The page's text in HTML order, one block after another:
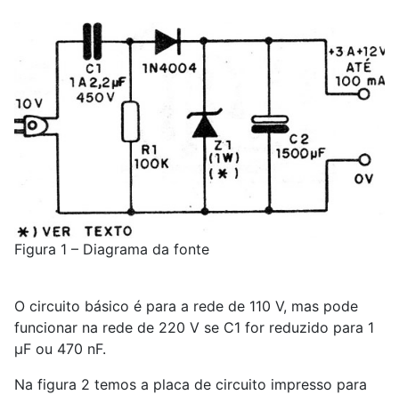
Figura 1 – Diagrama da fonte
O circuito básico é para a rede de 110 V, mas pode
funcionar na rede de 220 V se C1 for reduzido para 1
µF ou 470 nF.
Na figura 2 temos a placa de circuito impresso para